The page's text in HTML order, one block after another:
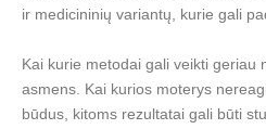
ir medicininių variantų, kurie gali
Kai kurie metodai gali veikti geriau
asmens. Kai kurios moterys
būdus, kitoms rezultatai gali būti